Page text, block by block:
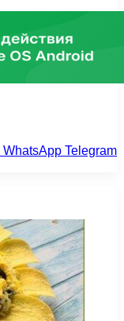
WhatsApp Telegram